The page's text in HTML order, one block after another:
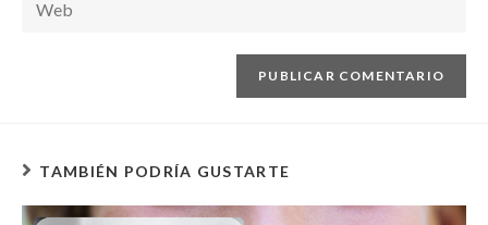
TAMBIÉN PODRÍA GUSTARTE